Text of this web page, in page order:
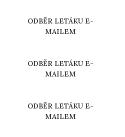
ODBĚR LETÁKU E-
MAILEM
ODBĚR LETÁKU E-
MAILEM
ODBĚR LETÁKU E-
MAILEM